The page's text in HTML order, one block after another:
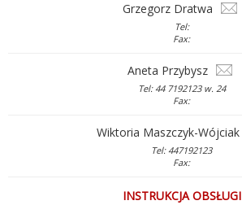
Grzegorz Dratwa
Tel:
Fax:
Aneta Przybysz
Tel: 44 7192123 w. 24
Fax:
Wiktoria Maszczyk-Wójciak
Tel: 447192123
Fax:
INSTRUKCJA OBSŁUGI